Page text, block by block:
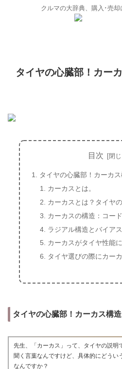
クルマの大辞典、購入･売却
タイヤの心臓部！カー
目次
タイヤの心臓部！カーカ
カーカスとは。
カーカスとは？タイヤ
カーカスの構造：コー
ラジアル構造とバイア
カーカスがタイヤ性能
タイヤ選びの際にカー
タイヤの心臓部！カーカス構
先生、「カーカス」って、タイヤの説明
聞く言葉なんですけど、具体的にどうい
なんですか？